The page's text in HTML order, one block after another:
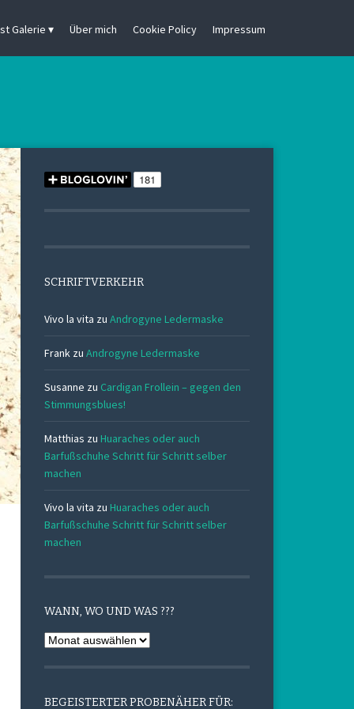
Galerie Über mich Cookie Policy Impressum
SCHRIFTVERKEHR
Vivo la vita zu Androgyne Ledermaske
Frank zu Androgyne Ledermaske
Susanne zu Cardigan Frollein – gegen den
Stimmungsblues!
Matthias zu Huaraches oder auch
Barfußschuhe Schritt für Schritt selber
machen
Vivo la vita zu Huaraches oder auch
Barfußschuhe Schritt für Schritt selber
machen
WANN, WO UND WAS ???
Wann,
BEGEISTERTER PROBENÄHER FÜR: